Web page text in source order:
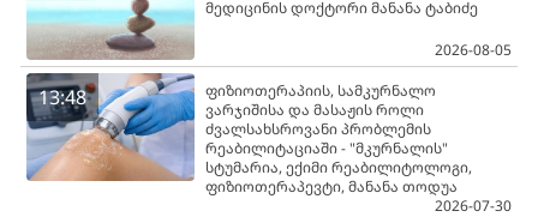
მედიცინის დოქტორი მანანა ტაბიძე
2026-08-05
13:48
ფიზიოთერაპიის, სამკურნალო
ვარჯიშისა და მასაჟის როლი
ძვალსახსროვანი პრობლემის
რეაბილიტაციაში - "მკურნალის"
სტუმარია, ექიმი რეაბილიტოლოგი,
ფიზიოთერაპევტი, მანანა თოდუა
2026-07-30